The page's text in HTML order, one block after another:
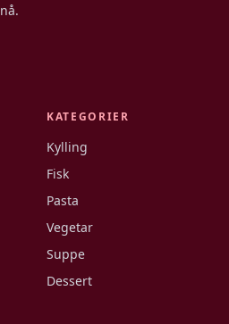
KATEGORIER
Kylling
Fisk
Pasta
Vegetar
Suppe
Dessert